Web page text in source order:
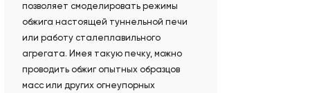
позволяет смоделировать режимы
обжига настоящей туннельной печи
или работу сталеплавильного
агрегата. Имея такую печку, можно
проводить обжиг опытных образцов
масс или других огнеупорных